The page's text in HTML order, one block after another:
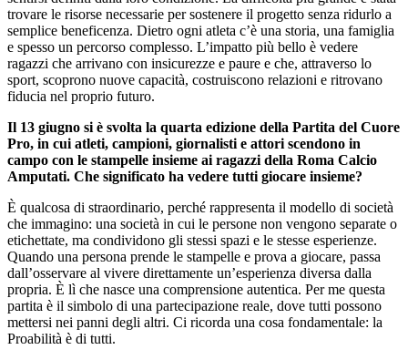
trovare le risorse necessarie per sostenere il progetto senza ridurlo a
semplice beneficenza. Dietro ogni atleta c’è una storia, una famiglia
e spesso un percorso complesso. L’impatto più bello è vedere
ragazzi che arrivano con insicurezze e paure e che, attraverso lo
sport, scoprono nuove capacità, costruiscono relazioni e ritrovano
fiducia nel proprio futuro.
Il 13 giugno si è svolta la quarta edizione della Partita del Cuore
Pro, in cui atleti, campioni, giornalisti e attori scendono in
campo con le stampelle insieme ai ragazzi della Roma Calcio
Amputati. Che significato ha vedere tutti giocare insieme?
È qualcosa di straordinario, perché rappresenta il modello di società
che immagino: una società in cui le persone non vengono separate o
etichettate, ma condividono gli stessi spazi e le stesse esperienze.
Quando una persona prende le stampelle e prova a giocare, passa
dall’osservare al vivere direttamente un’esperienza diversa dalla
propria. È lì che nasce una comprensione autentica. Per me questa
partita è il simbolo di una partecipazione reale, dove tutti possono
mettersi nei panni degli altri. Ci ricorda una cosa fondamentale: la
Proabilità è di tutti.